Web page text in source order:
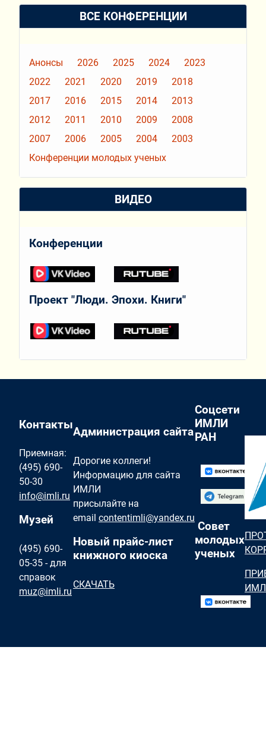
ВСЕ КОНФЕРЕНЦИИ
Анонсы 2026 2025 2024
2023
2022
2021 2020 2019
2018
2017
2016 2015 2014
2013
2012
2011 2010 2009
2008
2007
2006 2005 2004
2003
Конференции молодых ученых
ВИДЕО
Конференции
Проект "Люди. Эпохи. Книги"
Контакты
Приемная:
(495) 690-
50-30
info@imli.ru
Музей
(495) 690-
05-35 - для
справок
muz@imli.ru
Администрация сайта
Дорогие коллеги!
Информацию для сайта
ИМЛИ
присылайте на
email contentimli@yandex.ru
Новый прайс-лист
книжного киоска
СКАЧАТЬ
Соцсети
ИМЛИ
РАН
Совет
молодых
ученых